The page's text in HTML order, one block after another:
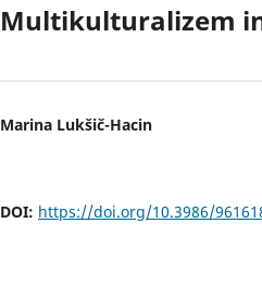
Multikulturalizem
Marina Lukšič-Hacin
DOI: https://doi.org/10.3986/